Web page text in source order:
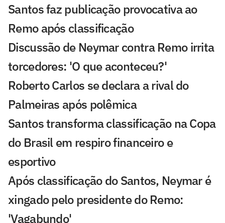
Santos faz publicação provocativa ao
Remo após classificação
Discussão de Neymar contra Remo irrita
torcedores: 'O que aconteceu?'
Roberto Carlos se declara a rival do
Palmeiras após polêmica
Santos transforma classificação na Copa
do Brasil em respiro financeiro e
esportivo
Após classificação do Santos, Neymar é
xingado pelo presidente do Remo:
'Vagabundo'